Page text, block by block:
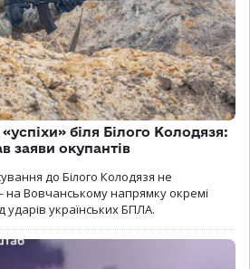
біля Білого Колодязя:
заяви окупантів
до Білого Колодязя не
на Вовчанському напрямку окремі
ударів українських БПЛА.